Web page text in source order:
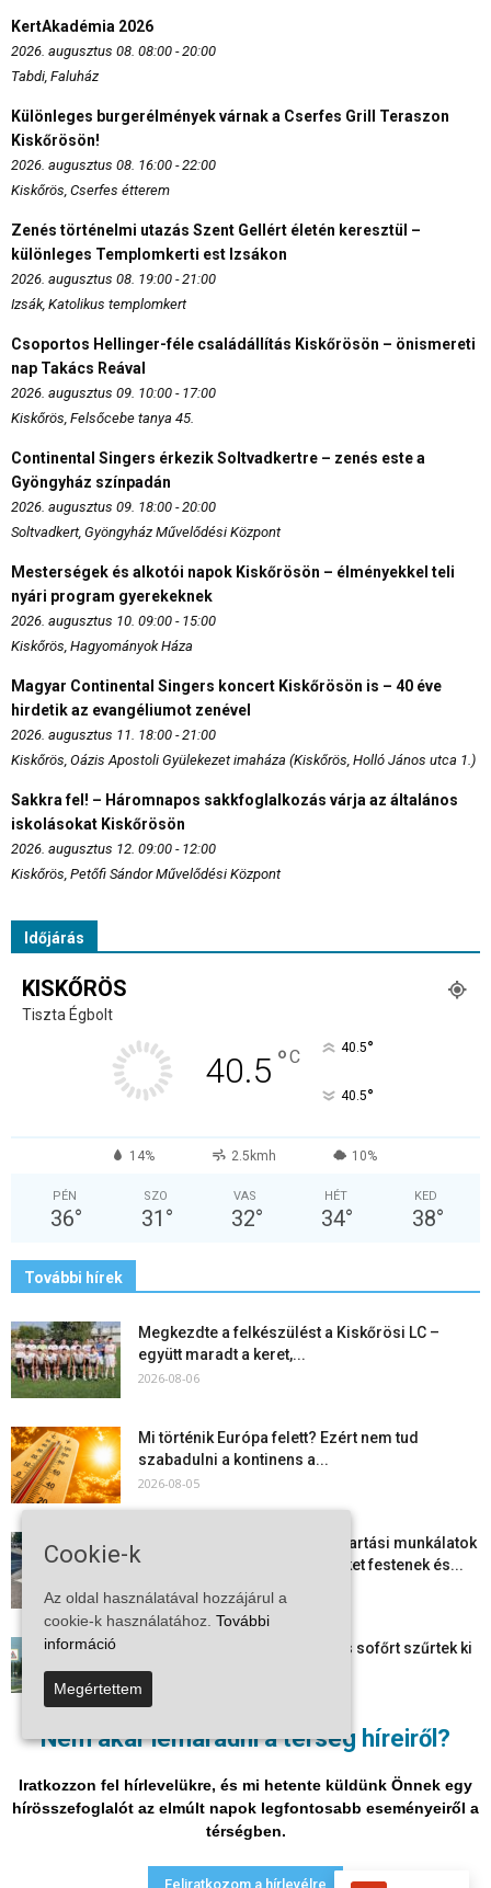
Nem akar lemaradni a térség híreiről?
Iratkozzon fel hírlevelükre, és mi hetente küldünk Önnek egy
hírösszefoglalót az elmúlt napok legfontosabb eseményeiről a
térségben.
Feliratkozom a hírlevélre
KertAkadémia 2026
2026. augusztus 08. 08:00 - 20:00
Tabdi, Faluház
Különleges burgerélmények várnak a Cserfes Grill Teraszon
Kiskőrösön!
2026. augusztus 08. 16:00 - 22:00
Kiskőrös, Cserfes étterem
Zenés történelmi utazás Szent Gellért életén keresztül –
különleges Templomkerti est Izsákon
2026. augusztus 08. 19:00 - 21:00
Izsák, Katolikus templomkert
Csoportos Hellinger-féle családállítás Kiskőrösön – önismereti
nap Takács Reával
2026. augusztus 09. 10:00 - 17:00
Kiskőrös, Felsőcebe tanya 45.
Continental Singers érkezik Soltvadkertre – zenés este a
Gyöngyház színpadán
2026. augusztus 09. 18:00 - 20:00
Soltvadkert, Gyöngyház Művelődési Központ
Mesterségek és alkotói napok Kiskőrösön – élményekkel teli
nyári program gyerekeknek
2026. augusztus 10. 09:00 - 15:00
Kiskőrös, Hagyományok Háza
Magyar Continental Singers koncert Kiskőrösön is – 40 éve
hirdetik az evangéliumot zenével
2026. augusztus 11. 18:00 - 21:00
Kiskőrös, Oázis Apostoli Gyülekezet imaháza (Kiskőrös, Holló János utca 1.)
Sakkra fel! – Háromnapos sakkfoglalkozás várja az általános
iskolásokat Kiskőrösön
2026. augusztus 12. 09:00 - 12:00
Kiskőrös, Petőfi Sándor Művelődési Központ
Időjárás
KISKŐRÖS
Tiszta Égbolt
40.5 °C 40.5°
40.5°
14% 2.5kmh 10%
PÉN
36°
SZO
31 °
VAS
32°
HÉT
34°
KED
38°
További hírek
Megkezdte a felkészülést a Kiskőrösi LC –
együtt maradt a keret,...
2026-08-06
Mi történik Európa felett? Ezért nem tud
szabadulni a kontinens a...
2026-08-05
Folyamatosak a nyári karbantartási munkálatok
Kiskőrösön – útburkolati jeleket festenek és...
2026-08-05
Több száz gyorshajtót és ittas sofőrt szűrtek ki
Bács-Kiskun útjain –...
2026-08-04
Elektronikus nyugtaadat-szolgáltatás: négy
hónapos átállási időszakot biztosít a NAV a
vállalkozásoknak
Adatvédelmi nyilatkozat Médiaajánlat Impresszum
Cookie-k
Az oldal használatával hozzájárul a
cookie-k használatához. További
információ
Megértettem